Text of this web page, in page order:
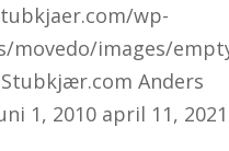
wp-
movedo/images/
Anders
1, 2010 april 11, 2021